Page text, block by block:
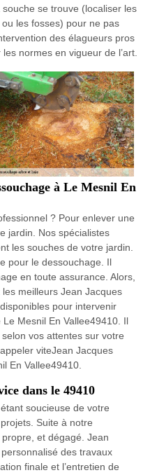
se trouve (localiser les
ou les fosses) pour ne pas
des élagueurs pros
normes en vigueur de l’art.
à Le Mesnil En
? Pour enlever une
jardin. Nos spécialistes
les souches de votre jardin.
pour le dessouchage. Il
en toute assurance. Alors,
meilleurs Jean Jacques
pour intervenir
Mesnil En Vallee49410. Il
vos attentes sur votre
viteJean Jacques
En Vallee49410.
dans le 49410
soucieuse de votre
Suite à notre
et dégagé. Jean
des travaux
finale et l’entretien de